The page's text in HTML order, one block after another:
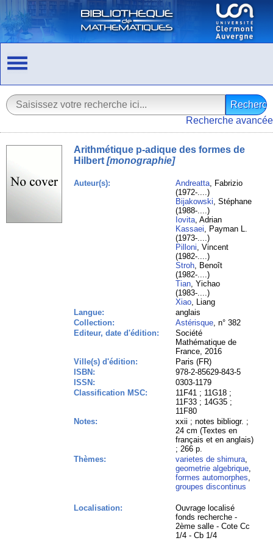
Recherche avancée
Arithmétique p-adique des formes de
Hilbert[monographie]
Auteur(s): Andreatta, Fabrizio
(1972-....)
Bijakowski, Stéphane
(1988-....)
Iovita, Adrian
Kassaei, Payman L.
(1973-....)
Pilloni, Vincent
(1982-....)
Stroh, Benoît
(1982-....)
Tian, Yichao
(1983-....)
Xiao, Liang
Langue:
anglais
Collection:
Astérisque, n° 382
Editeur, date d'édition:
Société
Mathématique de
France, 2016
Ville(s) d'édition:
Paris (FR)
ISBN:
978-2-85629-843-5
ISSN:
0303-1179
Classification MSC:
11F41 ; 11G18 ;
11F33 ; 14G35 ;
11F80
Notes:
xxii ; notes bibliogr. ;
24 cm (Textes en
français et en anglais)
; 266 p.
Thèmes:
varietes de shimura,
geometrie algebrique,
formes automorphes,
groupes discontinus
Localisation:
Ouvrage localisé
fonds recherche -
2ème salle - Cote Cc
1/4 - Cb 1/4